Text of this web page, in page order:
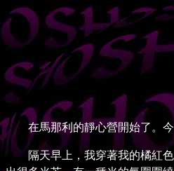
在馬那利的靜心營開始了。今天
隔天早上，我穿著我的橘紅色